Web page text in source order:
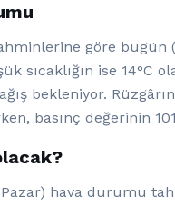
göre bugün
sıcaklığın ise
bekleniyor.
basınç değerinin
hava durumu